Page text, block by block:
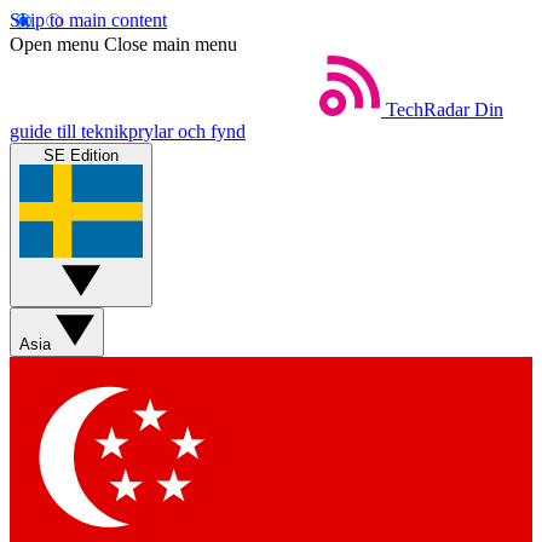
Skip to main content
Open menu Close main menu
TechRadar Din
guide till teknikprylar och fynd
SE Edition
Asia